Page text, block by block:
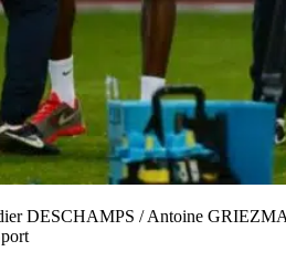
DESCHAMPS / Antoine